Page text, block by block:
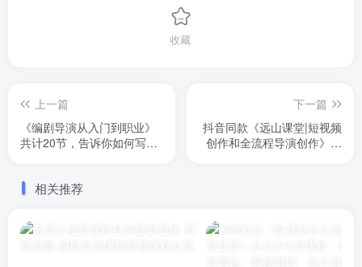
收藏
上一篇
《编剧导演从入门到职业》
共计20节，告诉你如何写出
作。原价599元
下一篇
抖音同款《远山课堂|短视频
创作和全流程导演创作》短
相关推荐